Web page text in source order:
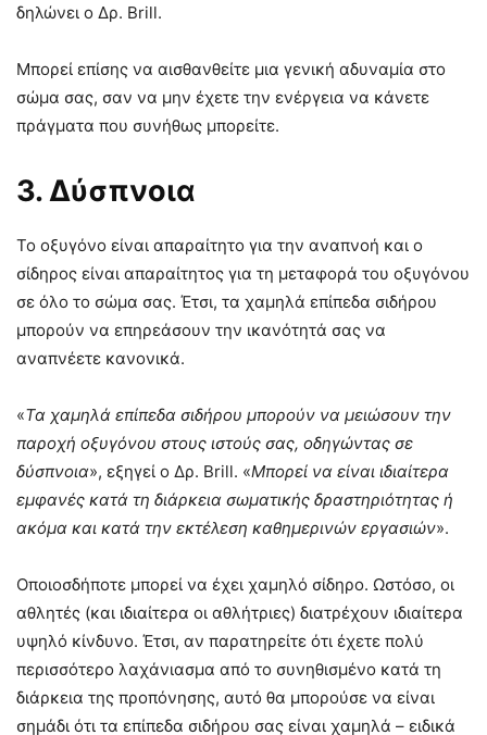
δηλώνει ο Δρ. Brill.
Μπορεί επίσης να αισθανθείτε μια γενική αδυναμία στο
σώμα σας, σαν να μην έχετε την ενέργεια να κάνετε
πράγματα που συνήθως μπορείτε.
3. Δύσπνοια
Το οξυγόνο είναι απαραίτητο για την αναπνοή και ο
σίδηρος είναι απαραίτητος για τη μεταφορά του οξυγόνου
σε όλο το σώμα σας. Έτσι, τα χαμηλά επίπεδα σιδήρου
μπορούν να επηρεάσουν την ικανότητά σας να
αναπνέετε κανονικά.
«Τα χαμηλά επίπεδα σιδήρου μπορούν να μειώσουν την
παροχή οξυγόνου στους ιστούς σας, οδηγώντας σε
δύσπνοια», εξηγεί ο Δρ. Brill. «Μπορεί να είναι ιδιαίτερα
εμφανές κατά τη διάρκεια σωματικής δραστηριότητας ή
ακόμα και κατά την εκτέλεση καθημερινών εργασιών».
Οποιοσδήποτε μπορεί να έχει χαμηλό σίδηρο. Ωστόσο, οι
αθλητές (και ιδιαίτερα οι αθλήτριες) διατρέχουν ιδιαίτερα
υψηλό κίνδυνο. Έτσι, αν παρατηρείτε ότι έχετε πολύ
περισσότερο λαχάνιασμα από το συνηθισμένο κατά τη
διάρκεια της προπόνησης, αυτό θα μπορούσε να είναι
σημάδι ότι τα επίπεδα σιδήρου σας είναι χαμηλά – ειδικά